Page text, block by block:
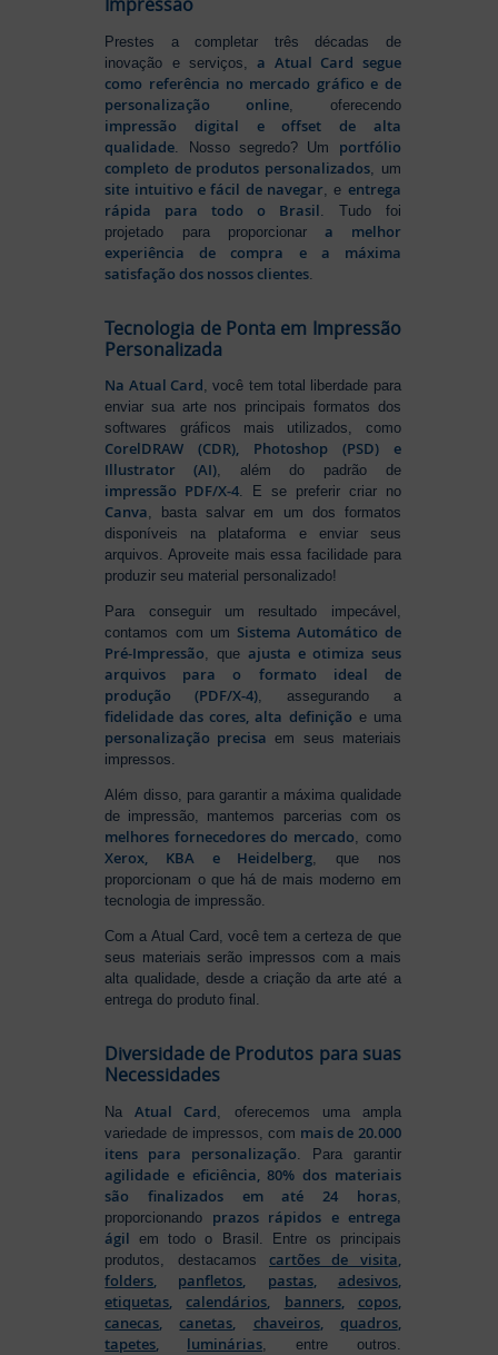
Prestes a completar três décadas de
inovação e serviços,a Atual Card segue
como referência no mercado gráfico e de
personalização online, oferecendo
impressão digital e offset de alta
qualidade . Nosso segredo? Um portfólio
completo de produtos personalizados , um
site intuitivo e fácil de navegar , e entrega
rápida para todo o Brasil . Tudo foi
projetado para proporcionara melhor
experiência de compra e a máxima
satisfação dos nossos clientes
Tecnologia de Ponta em Impressão
Personalizada
Na Atual Card, você tem total liberdade para
enviar sua arte nos principais formatos dos
softwares gráficos mais utilizados, como
CorelDRAW (CDR), Photoshop (PSD) e
Illustrator (AI), além do padrão de
impressão PDF/X-4. E se preferir criar no
Canva, basta salvar em um dos formatos
disponíveis na plataforma e enviar seus
arquivos. Aproveite mais essa facilidade para
produzir seu material personalizado!
Para conseguir um resultado impecável,
contamos com um Sistema Automático de
Pré-Impressão, queajusta e otimiza seus
arquivos para o formato ideal de
produção (PDF/X-4), assegurando a
fidelidade das cores, alta definição e uma
personalização precisa em seus materiais
impressos.
Além disso, para garantir a máxima qualidade
de impressão, mantemos parcerias com os
melhores fornecedores do mercado, como
Xerox, KBA e Heidelberg, que nos
proporcionam o que há de mais moderno em
tecnologia de impressão.
Com a Atual Card, você tem a certeza de que
seus materiais serão impressos com a mais
alta qualidade, desde a criação da arte até a
entrega do produto final.
Diversidade de Produtos para suas
Necessidades
NaAtual Card , oferecemos uma ampla
variedade de impressos, com mais de 20.000
itens para personalização . Para garantir
agilidade e eficiência, 80% dos materiais
são finalizados em até 24 horas,
proporcionando prazos rápidos e entrega
ágil em todo o Brasil. Entre os principais
produtos, destacamos cartões de visita,
folders, panfletos, pastas, adesivos,
etiquetas,calendários, banners, copos,
canecas,canetas, chaveiros, quadros,
tapetes, luminárias , entre outros.